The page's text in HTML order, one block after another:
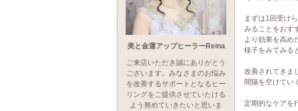
まずは1回受け
みることをおす
より効果を高め
様子をみてみる
改善されてきま
間隔を空けてい
定期的なケアを
美と金運アップヒーラーReina
ご来店いただき誠にありがとう
ございます。みなさまのお悩み
を改善するサポートとなるヒー
リングをご提供させていたける
よう努めていきたいと思いま